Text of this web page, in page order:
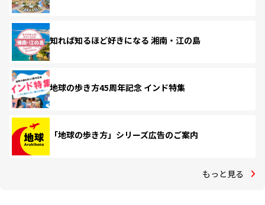
知れば知るほど好きになる 湘南・江の島
地球の歩き方45周年記念 インド特集
「地球の歩き方」シリーズ広告のご案内
もっと見る